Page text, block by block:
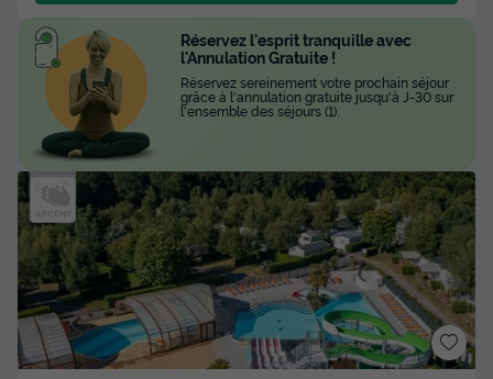
Réservez l'esprit tranquille avec
l'Annulation Gratuite !
Réservez sereinement votre prochain séjour
grâce à l'annulation gratuite jusqu'à J-30 sur
l'ensemble des séjours (1).